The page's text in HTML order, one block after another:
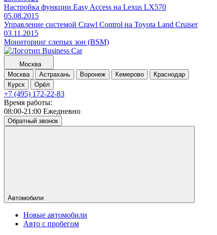
Настройка функции Easy Access на Lexus LX570
05.08.2015
Управление системой Crawl Control на Toyota Land Cruiser
03.11.2015
Мониторинг слепых зон (BSM)
Москва
Москва
Астрахань Воронеж Кемерово
Краснодар
Курск
Орёл
+7 (495) 172-22-83
Время работы:
08:00-21:00 Ежедневно
Обратный звонок
Автомобили
Новые автомобили
Авто с пробегом